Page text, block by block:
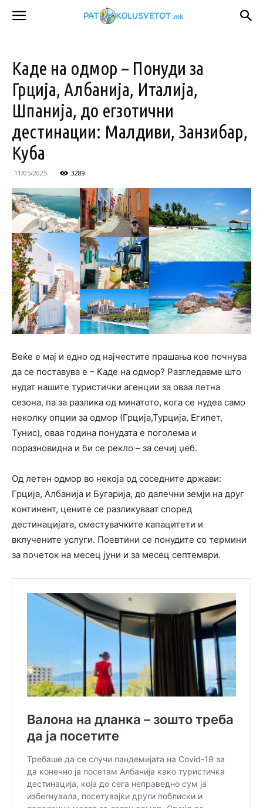
Каде на одмор – Понуди за
Грција, Албанија, Италија,
Шпанија, до егзотични
дестинации: Малдиви, Занзибар,
Куба
11/05/2025 3289
Веќе е мај и едно од најчестите прашања кое почнува
да се поставува е – Каде на одмор? Разгледавме што
нудат нашите туристички агенции за оваа летна
сезона, па за разлика од минатото, кога се нудеа само
неколку опции за одмор (Грција,Турција, Египет,
Тунис), оваа година понудата е поголема и
поразновидна и би се рекло – за сечиј џеб.
Од летен одмор во некоја од соседните држави:
Грција, Албанија и Бугарија, до далечни земји на друг
континент, цените се разликуваат според
дестинацијата, сместувачките капацитети и
вклучените услуги. Поевтини се понудите со термини
за почеток на месец јуни и за месец септември.